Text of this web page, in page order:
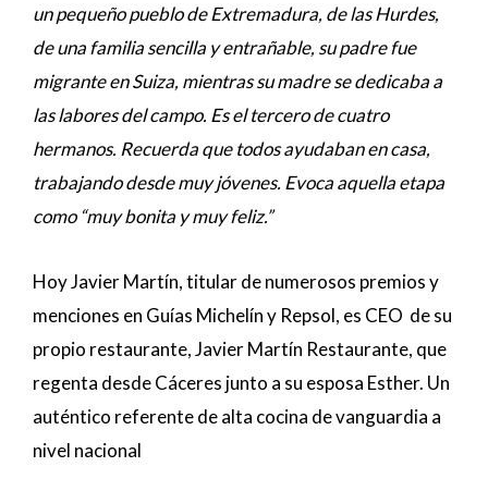
un pequeño pueblo de Extremadura, de las Hurdes,
de una familia sencilla y entrañable, su padre fue
migrante en Suiza, mientras su madre se dedicaba a
las labores del campo. Es el tercero de cuatro
hermanos. Recuerda que todos ayudaban en casa,
trabajando desde muy jóvenes. Evoca aquella etapa
como “muy bonita y muy feliz.”
Hoy Javier Martín, titular de numerosos premios y
menciones en Guías Michelín y Repsol, es CEO de su
propio restaurante, Javier Martín Restaurante, que
regenta desde Cáceres junto a su esposa Esther. Un
auténtico referente de alta cocina de vanguardia a
nivel nacional